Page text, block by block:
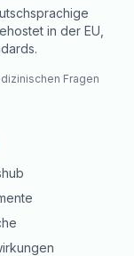
in der EU,
Fragen